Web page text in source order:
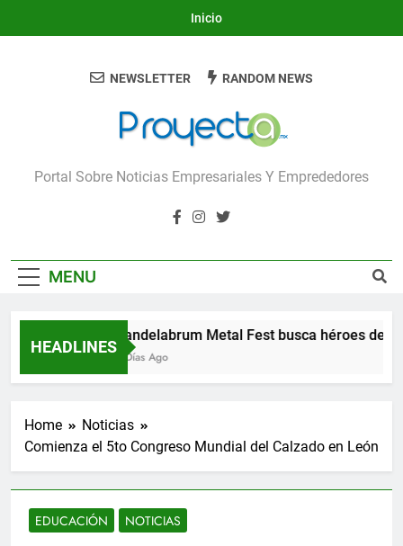
Inicio
Proyecta
Portal Sobre Noticias Empresariales Y Emprededores
NEWSLETTER RANDOM NEWS
MENU
HEADLINES
Candelabrum Metal Fest busca héroes de
2 Días Ago
Home
Noticias
Comienza el 5to Congreso Mundial del Calzado en León
EDUCACIÓN NOTICIAS